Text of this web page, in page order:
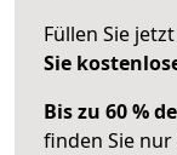
Füllen Sie
Sie
Bis zu 60 %
finden Sie nur